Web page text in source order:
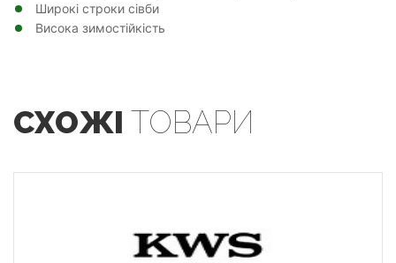
Широкі строки сівби
Висока зимостійкість
СХОЖІ ТОВАРИ